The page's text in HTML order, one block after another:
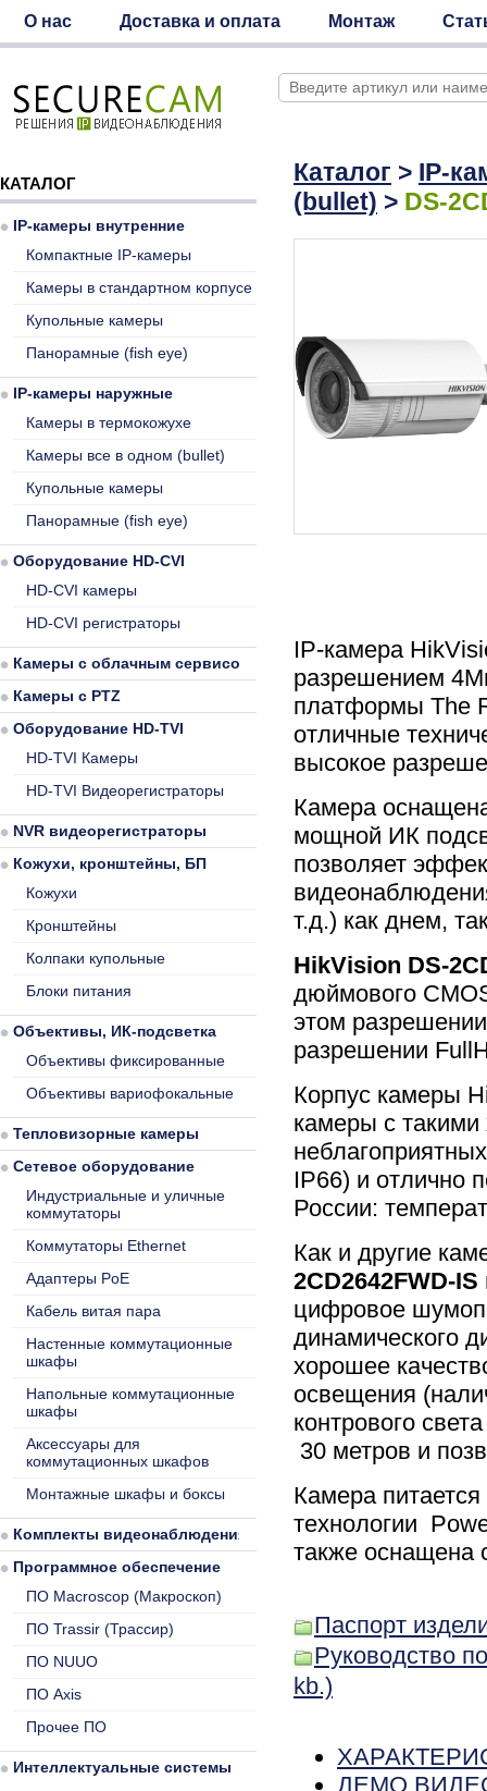
О нас Доставка и оплата Монтаж
Каталог > IP-
(bullet) > DS-
IP-камера
разрешением
платформы The
отличные
высокое
Камера
мощной ИК
позволяет
т.д.) как днем,
HikVision DS-
дюймового
этом
разрешении
Корпус камеры
камеры с
IP66) и отлично
России:
Как и другие
2CD2642FWD-IS
цифровое
динамического
хорошее
освещения
контрового
30 метров и
Камера
технологии
также оснащена
Паспорт
Руководство
kb.)
ДЕМО
КАТАЛОГ
IP-камеры внутренние
Компактные IP-камеры
Камеры в стандартном корпусе
Купольные камеры
Панорамные (fish eye)
IP-камеры наружные
Камеры в термокожухе
Камеры все в одном (bullet)
Купольные камеры
Панорамные (fish eye)
Оборудование HD-CVI
HD-CVI камеры
HD-CVI регистраторы
Камеры с облачным сервисом
Камеры с PTZ
Оборудование HD-TVI
HD-TVI Камеры
HD-TVI Видеорегистраторы
NVR видеорегистраторы
Кожухи, кронштейны, БП
Кожухи
Кронштейны
Колпаки купольные
Блоки питания
Объективы, ИК-подсветка
Объективы фиксированные
Объективы вариофокальные
Тепловизорные камеры
Сетевое оборудование
Индустриальные и уличные
коммутаторы
Коммутаторы Ethernet
Адаптеры PoE
Кабель витая пара
Настенные коммутационные
шкафы
Напольные коммутационные
шкафы
Аксессуары для
коммутационных шкафов
Монтажные шкафы и боксы
Комплекты видеонаблюдения
Программное обеспечение
ПО Macroscop (Макроскоп)
ПО Trassir (Трассир)
ПО NUUO
ПО Axis
Прочее ПО
Интеллектуальные системы